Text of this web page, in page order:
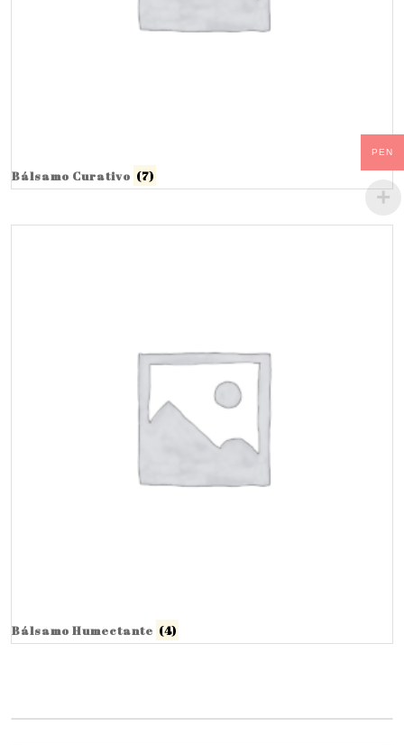
Bálsamo Curativo (7)
Bálsamo Humectante (4)
PEN